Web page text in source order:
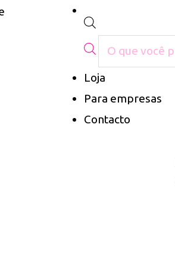
Loja
Para empresas
Contacto